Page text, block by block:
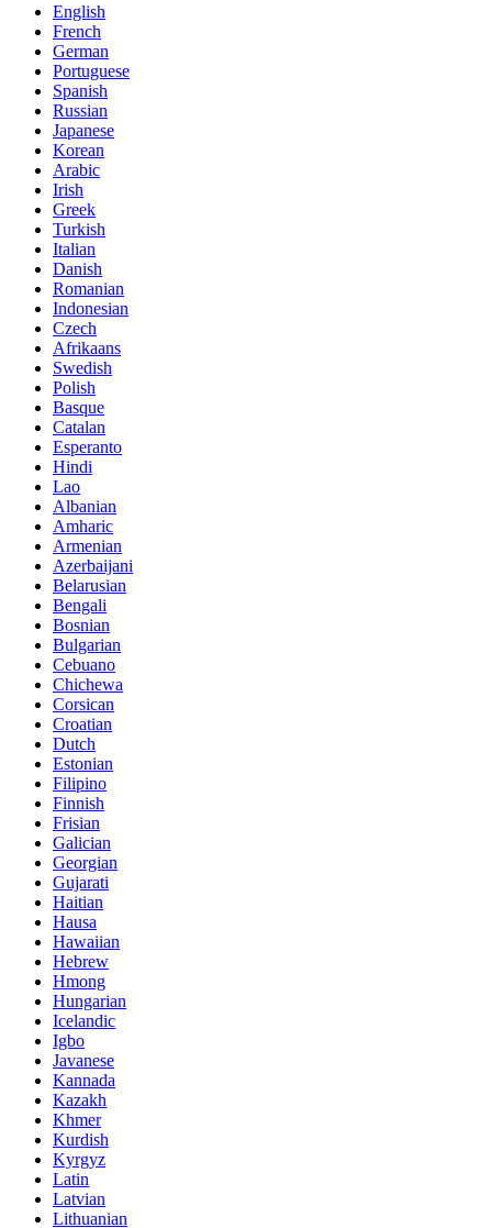
English
French
German
Portuguese
Spanish
Russian
Japanese
Korean
Arabic
Irish
Greek
Turkish
Italian
Danish
Romanian
Indonesian
Czech
Afrikaans
Swedish
Polish
Basque
Catalan
Esperanto
Hindi
Lao
Albanian
Amharic
Armenian
Azerbaijani
Belarusian
Bengali
Bosnian
Bulgarian
Cebuano
Chichewa
Corsican
Croatian
Dutch
Estonian
Filipino
Finnish
Frisian
Galician
Georgian
Gujarati
Haitian
Hausa
Hawaiian
Hebrew
Hmong
Hungarian
Icelandic
Igbo
Javanese
Kannada
Kazakh
Khmer
Kurdish
Kyrgyz
Latin
Latvian
Lithuanian